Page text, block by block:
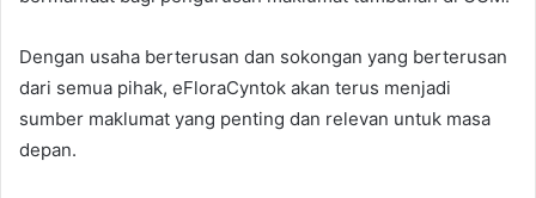
Dengan usaha berterusan dan sokongan yang berterusan
dari semua pihak, eFloraCyntok akan terus menjadi
sumber maklumat yang penting dan relevan untuk masa
depan.